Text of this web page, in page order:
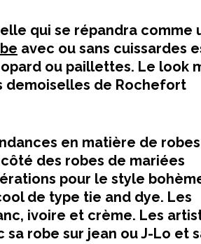
qui se répandra comme
avec ou sans cuissardes
ou paillettes. Le look
demoiselles de Rochefort
en matière de
des robes de mariées
pour le style
de type tie and dye. Les
ivoire et crème. Les
robe sur jean ou J-Lo et